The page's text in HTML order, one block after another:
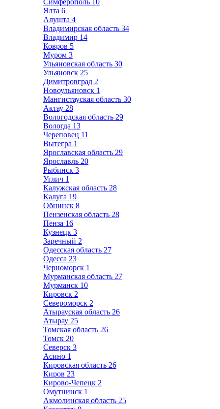
Симферополь 10
Ялта 6
Алушта 4
Владимирская область 34
Владимир 14
Ковров 5
Муром 3
Ульяновская область 30
Ульяновск 25
Димитровград 2
Новоульяновск 1
Мангистауская область 30
Актау 28
Вологодская область 29
Вологда 13
Череповец 11
Вытегра 1
Ярославская область 29
Ярославль 20
Рыбинск 3
Углич 1
Калужская область 28
Калуга 19
Обнинск 8
Пензенская область 28
Пенза 16
Кузнецк 3
Заречный 2
Одесская область 27
Одесса 23
Черноморск 1
Мурманская область 27
Мурманск 10
Кировск 2
Североморск 2
Атырауская область 26
Атырау 25
Томская область 26
Томск 20
Северск 3
Асино 1
Кировская область 26
Киров 23
Кирово-Чепецк 2
Омутнинск 1
Акмолинская область 25